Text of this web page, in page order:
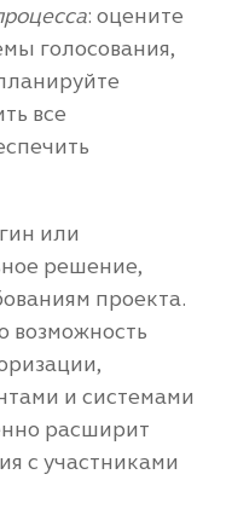
: оцените
голосования,
все
или
решение,
проекта.
возможность
и системами
расширит
с участниками